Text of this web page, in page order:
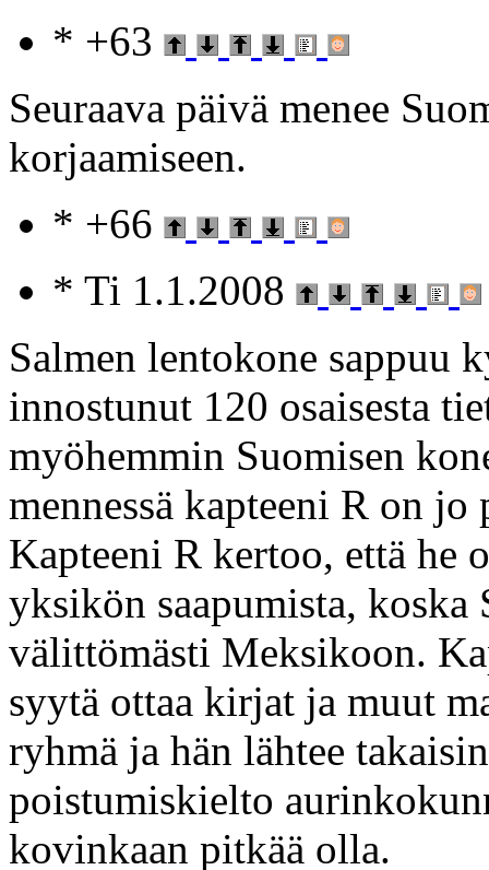
* +63
Seuraava päivä menee
korjaamiseen.
* +66
* Ti 1.1.2008
Salmen lentokone sappuu
innostunut 120 osaisesta
myöhemmin Suomisen
mennessä kapteeni R on jo
Kapteeni R kertoo, että he
yksikön saapumista,
välittömästi Meksikoon.
syytä ottaa kirjat ja muut
ryhmä ja hän lähtee
poistumiskielto
kovinkaan pitkää olla.